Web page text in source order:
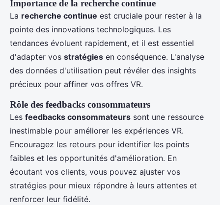
Importance de la recherche continue
La recherche continue est cruciale pour rester à la
pointe des innovations technologiques. Les
tendances évoluent rapidement, et il est essentiel
d'adapter vos stratégies en conséquence. L'analyse
des données d'utilisation peut révéler des insights
précieux pour affiner vos offres VR.
Rôle des feedbacks consommateurs
Les feedbacks consommateurs sont une ressource
inestimable pour améliorer les expériences VR.
Encouragez les retours pour identifier les points
faibles et les opportunités d'amélioration. En
écoutant vos clients, vous pouvez ajuster vos
stratégies pour mieux répondre à leurs attentes et
renforcer leur fidélité.